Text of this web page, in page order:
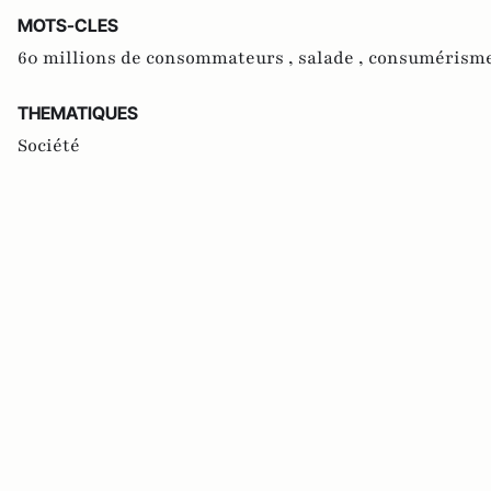
MOTS-CLES
60 millions de consommateurs , salade ,
THEMATIQUES
Société